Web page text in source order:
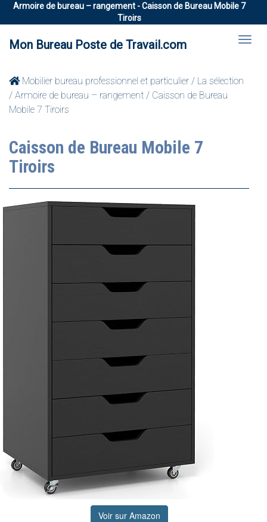
Armoire de bureau – rangement - Caisson de Bureau Mobile 7
Tiroirs
Mon Bureau Poste de Travail.com
Mobilier bureau professionnel et particulier / La sélection
/ Armoire de bureau – rangement / Caisson de Bureau
Mobile 7 Tiroirs
Caisson de Bureau Mobile 7
Tiroirs
Voir sur Amazon